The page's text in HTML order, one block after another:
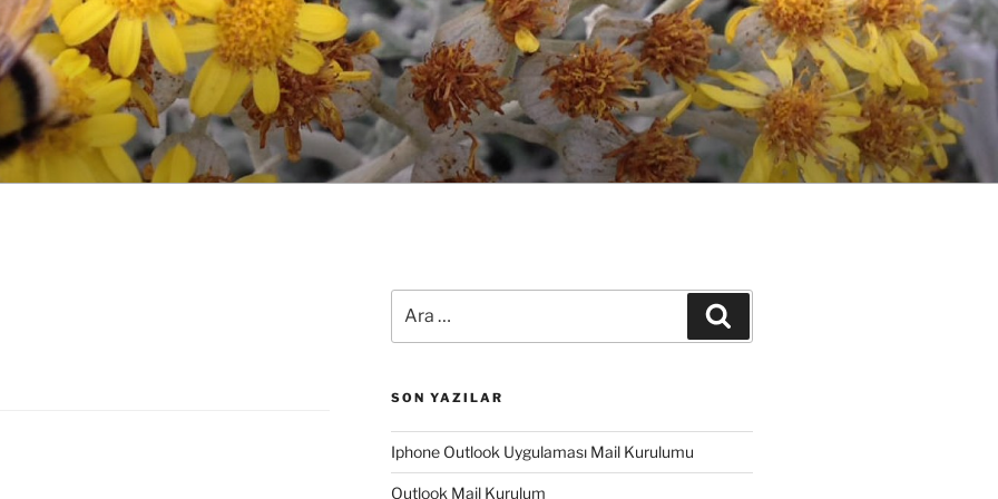
SON YAZILAR
Iphone Outlook Uygulaması Mail Kurulumu
Outlook Mail Kurulum